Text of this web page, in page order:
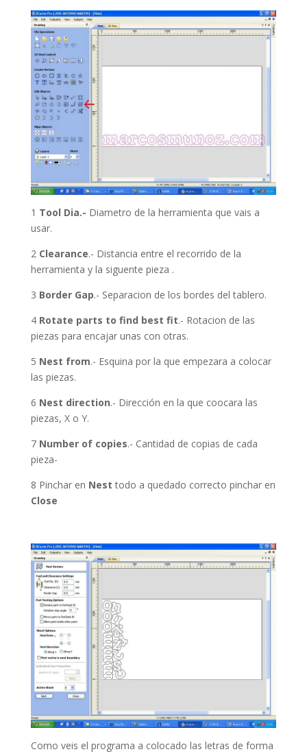
1 Tool Dia.- Diametro de la herramienta que vais a
usar.
2 Clearance.- Distancia entre el recorrido de la
herramienta y la siguente pieza .
3 Border Gap.- Separacion de los bordes del tablero.
4 Rotate parts to find best fit.- Rotacion de las
piezas para encajar unas con otras.
5 Nest from.- Esquina por la que empezara a colocar
las piezas.
6 Nest direction.- Dirección en la que coocara las
piezas, X o Y.
7 Number of copies.- Cantidad de copias de cada
pieza-
8 Pinchar en Nest todo a quedado correcto pinchar en
Close
Como veis el programa a colocado las letras de forma